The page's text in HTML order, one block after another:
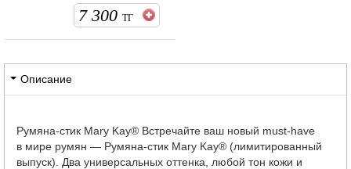
7 300 ТГ
Описание
Румяна-стик Mary Kay® Встречайте ваш новый must-have
в мире румян — Румяна-стик Mary Kay® (лимитированный
выпуск). Два универсальных оттенка, любой тон кожи и